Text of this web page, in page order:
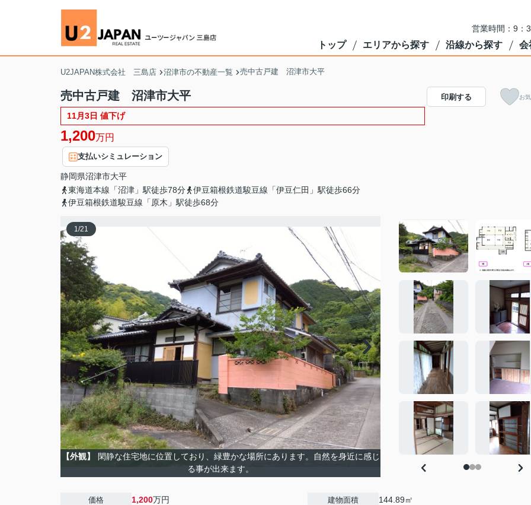
営業時間：9：
トップ エリアから探す 沿線から探す 会
U2JAPAN株式会社 三島店 沼津市の不動産一覧 売中古戸建 沼津市大平
売中古戸建 沼津市大平
11月3日 値下げ
1,200万円
支払いシミュレーション
静岡県沼津市大平
東海道本線「沼津」駅徒歩78分
伊豆箱根鉄道駿豆線「伊豆仁田」駅徒歩66分
伊豆箱根鉄道駿豆線「原木」駅徒歩68分
印刷する お
1/21
【外観】
閑静な住宅地に位置しており、緑豊かな場所にあります。自然を身近に感じ
る事が出来ます。
価格 1,200万円 建物面積 144.89㎡